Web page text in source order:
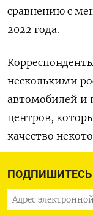
сравнению с
2022 года.
несколькими
автомобилей и
центров,
качество
Эксперты
китайским
репутацию на